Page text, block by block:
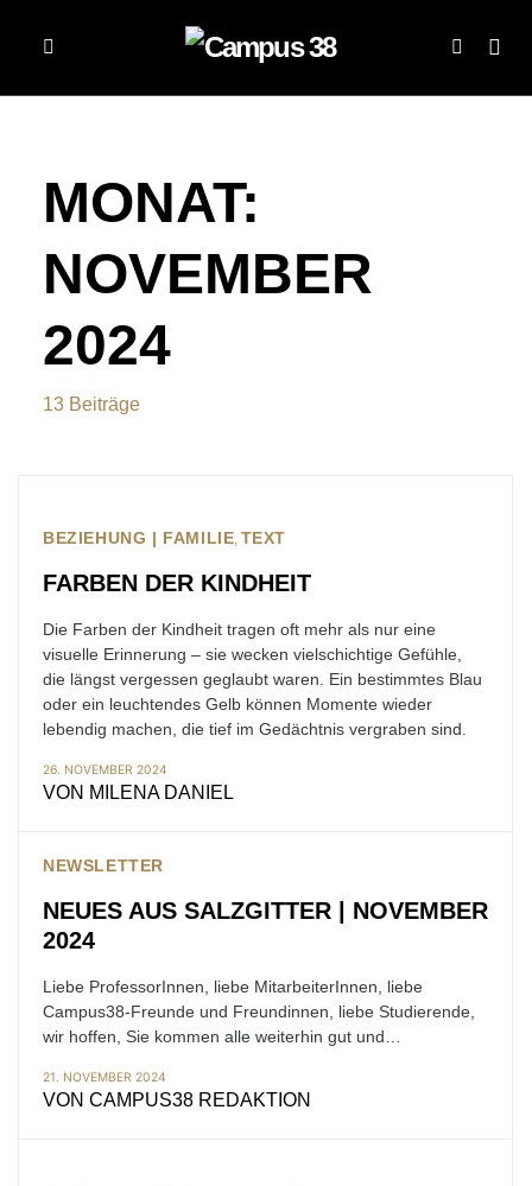
MONAT:
NOVEMBER
2024
13 Beiträge
BEZIEHUNG | FAMILIE TEXT
FARBEN DER KINDHEIT
Die Farben der Kindheit tragen oft mehr als nur eine
visuelle Erinnerung – sie wecken vielschichtige Gefühle,
die längst vergessen geglaubt waren. Ein bestimmtes Blau
oder ein leuchtendes Gelb können Momente wieder
lebendig machen, die tief im Gedächtnis vergraben sind.
26. NOVEMBER 2024
VON MILENA DANIEL
NEWSLETTER
NEUES AUS SALZGITTER | NOVEMBER
2024
Liebe ProfessorInnen, liebe MitarbeiterInnen, liebe
Campus38-Freunde und Freundinnen, liebe Studierende,
wir hoffen, Sie kommen alle weiterhin gut und…
21. NOVEMBER 2024
VON CAMPUS38 REDAKTION